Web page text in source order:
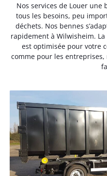
Nos services de Louer
tous les besoins, peu
déchets. Nos bennes
rapidement à Wilwisheim.
est optimisée pour votre
comme pour les entreprises,